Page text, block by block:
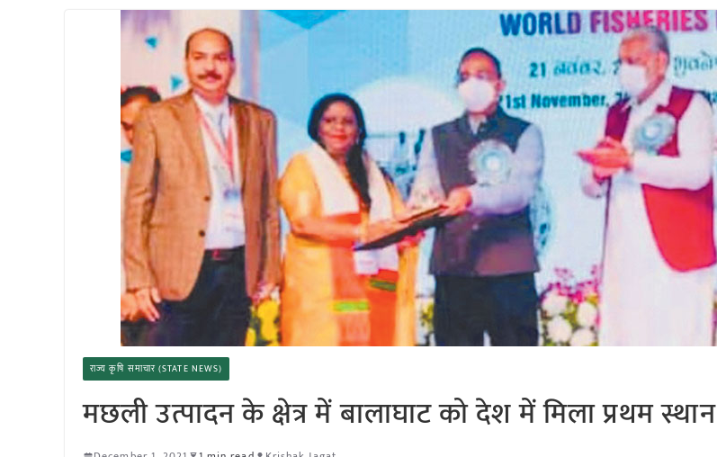
राज्य कृषि समाचार (STATE NEWS)
मछली उत्पादन के क्षेत्र में बालाघाट को देश में मिला प्रथम स्थान